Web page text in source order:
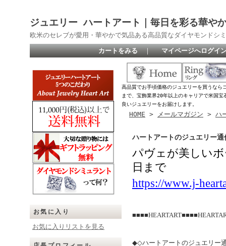
ジュエリー ハートアート｜毎日を彩る華や
欧米のセレブが愛用・華やかで気品ある高品質なダイヤモンドシ
カートをみる ｜ マイページへログイ
お気に入り
お気に入りリストを見る
高品質でお手頃価格のジュエリーを買うなら
まで、宝飾業界20年以上のキャリアで米国
良いジュエリーをお届けします。
HOME > メールマガジン > ハ
ハートアートのジュエリー
パヴェが美しい
日まで
https://www.j-
◆◇ハートアートのジュエリー